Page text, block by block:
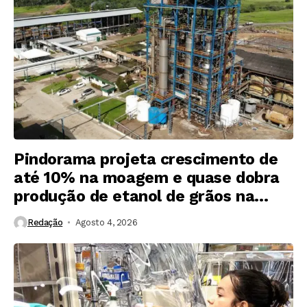
Pindorama projeta crescimento de
até 10% na moagem e quase dobra
produção de etanol de grãos na
safra 2026/27
Redação Agosto 4, 2026